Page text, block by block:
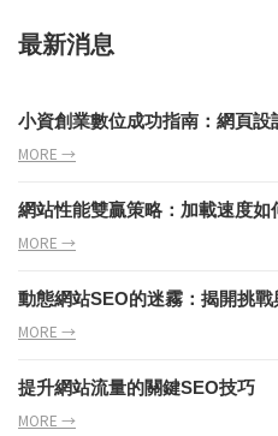
最新消息
小資創業數位成功指南：網頁
MORE →
網站性能雙贏策略：加載速度
MORE →
動態網站SEO的迷霧：揭開挑
MORE →
提升網站流量的關鍵SEO技巧
MORE →